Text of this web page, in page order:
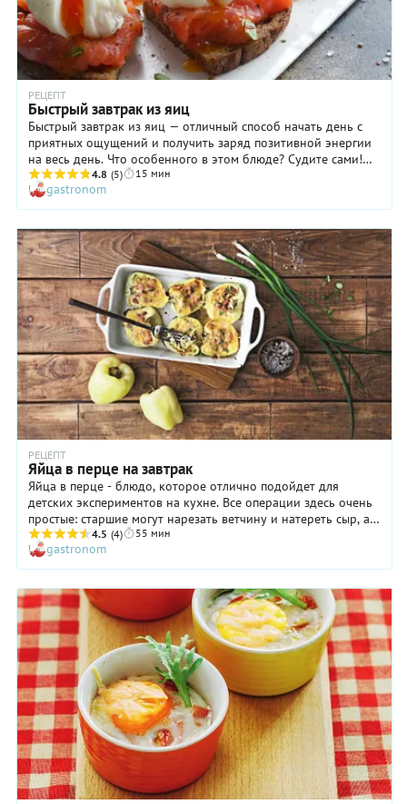
РЕЦЕПТ
Быстрый завтрак из яиц
Быстрый завтрак из яиц — отличный способ начать день с
приятных ощущений и получить заряд позитивной энергии
на весь день. Что особенного в этом блюде? Судите сами!
Во-первых, в состав завтрака входят яйца, богатые белком,
который придает силы и прекрасно «пробуждает». Во-
вторых, среди ингредиентов есть семга, содержащая
полезные ненасыщенные жирные Омега-3 кислоты: они
помогут мозгу эффективно включиться в работу. И в-
третьих, в составе быстрого завтрака из яиц фигурирует
деревенский хлеб из цельнозерновой муки, содержащий те
самые медленные углеводы, которые помогут вам спокойно
дожить до обеда без каких-либо перекусов. Сплошные
преимущества и никаких проблем с приготовлением!
4.8 (5) 15 мин
gastronom
РЕЦЕПТ
Яйца в перце на завтрак
Яйца в перце - блюдо, которое отлично подойдет для
детских экспериментов на кухне. Все операции здесь очень
простые: старшие могут нарезать ветчину и натереть сыр, а
маленькие дети смешать начинку и с маминой помощью
наполнить ею перцы. Блюдо как раз будет готово, когда с
уборкой кухни будет закончено.
4.5 (4) 55 мин
gastronom